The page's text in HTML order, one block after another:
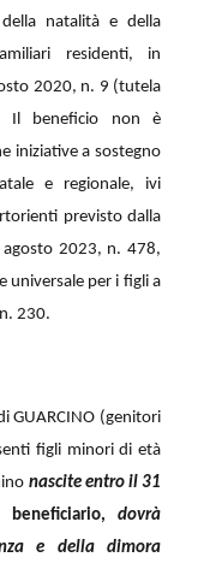
natalità e della
residenti, in
2020, n. 9 (tutela
Il beneficio non è
iniziative a sostegno
e regionale, ivi
previsto dalla
agosto 2023, n. 478,
universale per i figli a
230.
GUARCINO (genitori
figli minori di età
nascite entro il 31
beneficiario, dovrà
e della dimora